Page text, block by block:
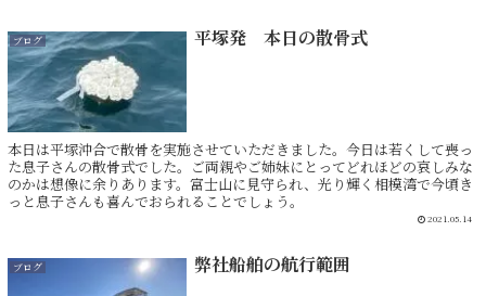
ブログ 平塚発 本日の散骨式
本日は平塚沖合で散骨を実施させていただきました。今日は若くして喪っ
た息子さんの散骨式でした。ご両親やご姉妹にとってどれほどの哀しみな
のかは想像に余りあります。富士山に見守られ、光り輝く相模湾で今頃き
っと息子さんも喜んでおられることでしょう。
2021.05.14
ブログ 弊社船舶の航行範囲